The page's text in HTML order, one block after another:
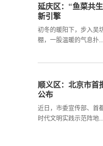
延庆区：“鱼菜共
新引擎
初冬的暖阳下，步入吴
棚，一股温暖的气息扑…
顺义区：北京市首
公布
近日，市委宣传部、首
时代文明实践示范阵地…